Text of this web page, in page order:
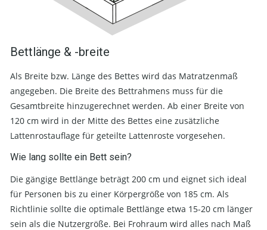
Bettlänge & -breite
Als Breite bzw. Länge des Bettes wird das Matratzenmaß
angegeben. Die Breite des Bettrahmens muss für die
Gesamtbreite hinzugerechnet werden. Ab einer Breite von
120 cm wird in der Mitte des Bettes eine zusätzliche
Lattenrostauflage für geteilte Lattenroste vorgesehen.
Wie lang sollte ein Bett sein?
Die gängige Bettlänge beträgt 200 cm und eignet sich ideal
für Personen bis zu einer Körpergröße von 185 cm. Als
Richtlinie sollte die optimale Bettlänge etwa 15-20 cm länger
sein als die Nutzergröße. Bei Frohraum wird alles nach Maß